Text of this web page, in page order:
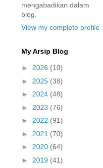
mengabadikan dalam
blog.
View my complete profile
My Arsip Blog
► 2026 (10)
► 2025 (38)
► 2024 (48)
► 2023 (76)
► 2022 (91)
► 2021 (70)
► 2020 (64)
► 2019 (41)